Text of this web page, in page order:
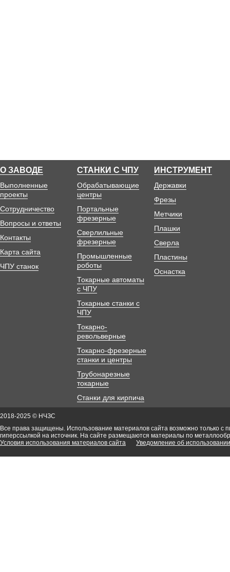
О ЗАВОДЕ
Выполненные
проекты
Сотрудничество
Вопросы и ответы
Контакты
Карта сайта
ЧПУ станок
СТАНКИ С ЧПУ
Обрабатывающие
центры
Портальные
фрезерные
Сверлильные
фрезерные
Промышленные
роботы
Токарные автоматы
с ЧПУ
Токарные станки с
ЧПУ
Токарно-
револьверные
Токарно-фрезерные
станки и центры
Трубонарезные
токарные
Станки для кирпича
ИНСТРУМЕНТ
Державки
Фрезы
Метчики
Плашки
Сверла
Пластины
Оснастка
2018-2025 © НЧЗС
Все права защищены. Использование материалов сайта возможно только с
гиперссылкой на источник. На сайте размещаются материалы по
Условия использования материалов сайта
Уведомление об